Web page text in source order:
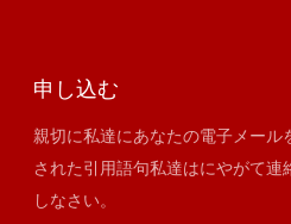
申し込む
親切に私達にあなたの電子メール
された引用語句私達はにやがて連絡する lastestカタ
しなさい。